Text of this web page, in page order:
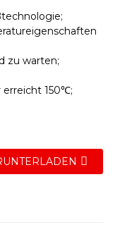
zu warten;
150℃;